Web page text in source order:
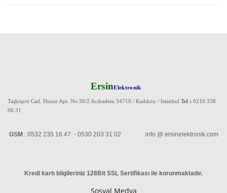
ErsinElektronik
Taşköprü Cad. Huzur Apt. No:30/2 Acıbadem 34716 / Kadıköy / Istanbul Tel : 0216 338
96 31
GSM : 0532 235 16 47 - 0530 203 31 02 info @ ersinelektronik.com
Kredi kartı bilgileriniz 128Bit SSL Sertifikası ile korunmaktadır.
Sosyal Medya